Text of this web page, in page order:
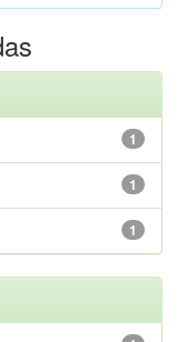
1
1
1